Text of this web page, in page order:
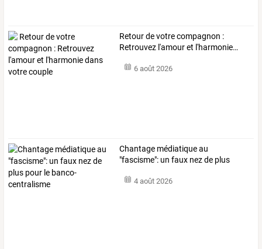
Retourdevotrecompagnon :
Retrouvez l'amouret l'harmonie…
6 août 2026
Chantage médiatiqueau
"fascisme": un faux nezde plus
4 août 2026